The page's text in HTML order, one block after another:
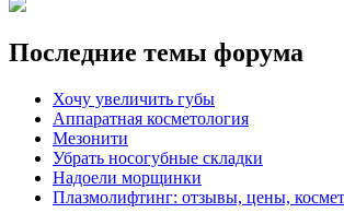
Последние темы форума
Хочу увеличить губы
Аппаратная косметология
Мезонити
Убрать носогубные складки
Надоели морщинки
Плазмолифтинг: отзывы, цены,